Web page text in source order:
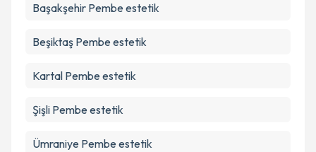
Başakşehir Pembe estetik
Beşiktaş Pembe estetik
Kartal Pembe estetik
Şişli Pembe estetik
Ümraniye Pembe estetik